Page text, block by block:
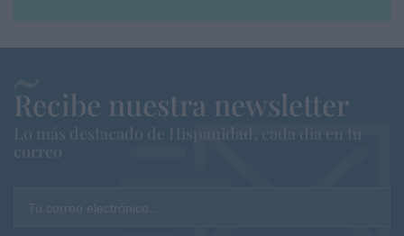
Recibe nuestra newsletter
Lo más destacado de Hispanidad, cada dia en tu
correo
Tu correo electrónico...